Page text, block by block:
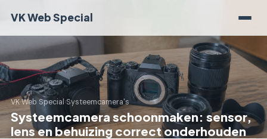
VK Web Special
VK Web Special›Systeemcamera's
Systeemcamera schoonmaken: sensor,
lens en behuizing correct onderhouden